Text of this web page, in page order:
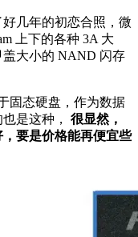
几年的初恋合照，微
上下的各种 3A 大
大小的 NAND 闪存
固态硬盘，作为数据
是这种， 很显然，
要是价格能再便宜些